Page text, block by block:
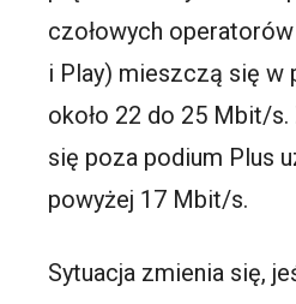
czołowych
i Play) mieszczą się w
około 22 do 25 Mbit/
się poza podium Plus
powyżej 17 Mbit/s.
Sytuacja zmienia się,